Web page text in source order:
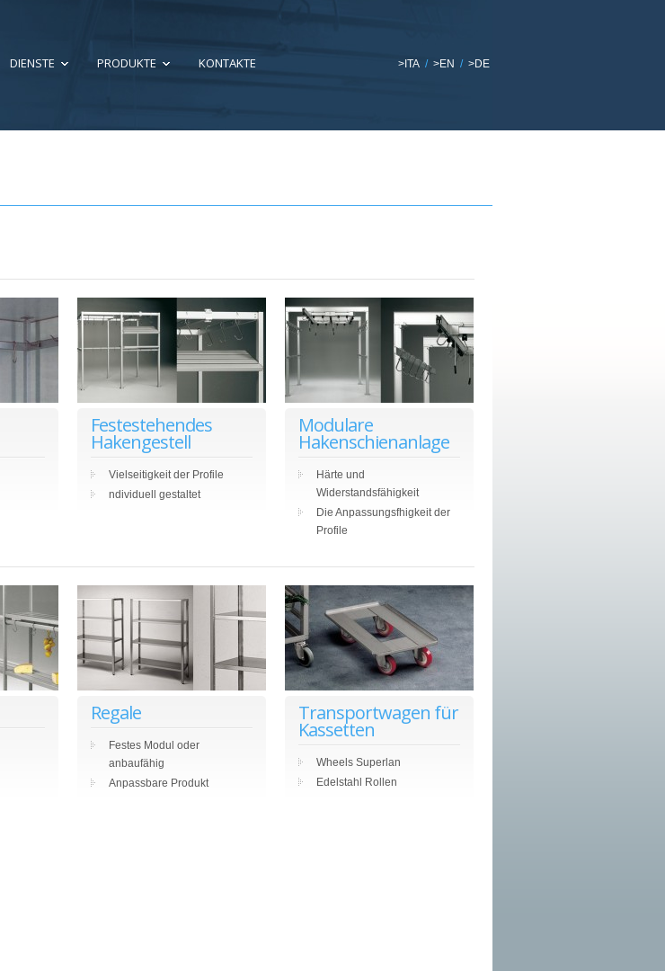
DIENSTE PRODUKTE KONTAKTE >ITA / >EN / >DE
Festestehendes
Hakengestell
Vielseitigkeit der Profile
ndividuell gestaltet
Modulare
Hakenschienanlage
Härte und
Widerstandsfähigkeit
Die Anpassungsfhigkeit der
Profile
Regale
Festes Modul oder
anbaufähig
Anpassbare Produkt
Transportwagen für
Kassetten
Wheels Superlan
Edelstahl Rollen